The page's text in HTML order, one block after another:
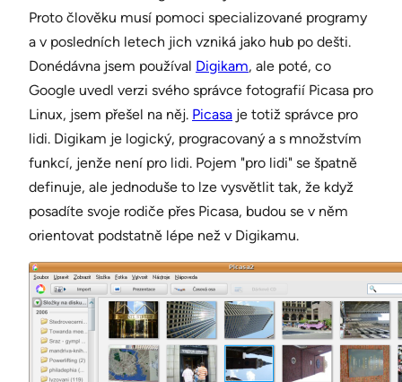
Proto člověku musí pomoci specializované programy
a v posledních letech jich vzniká jako hub po dešti.
Donédávna jsem používal Digikam, ale poté, co
Google uvedl verzi svého správce fotografií Picasa pro
Linux, jsem přešel na něj. Picasa je totiž správce pro
lidi. Digikam je logický, progracovaný a s množstvím
funkcí, jenže není pro lidi. Pojem "pro lidi" se špatně
definuje, ale jednoduše to lze vysvětlit tak, že když
posadíte svoje rodiče přes Picasa, budou se v něm
orientovat podstatně lépe než v Digikamu.